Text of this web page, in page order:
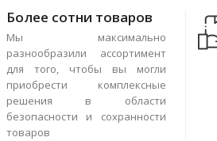
Более сотни товаров
Мы максимально
разнообразили ассортимент
для того, чтобы вы могли
приобрести комплексные
решения в области
безопасности и сохранности
товаров